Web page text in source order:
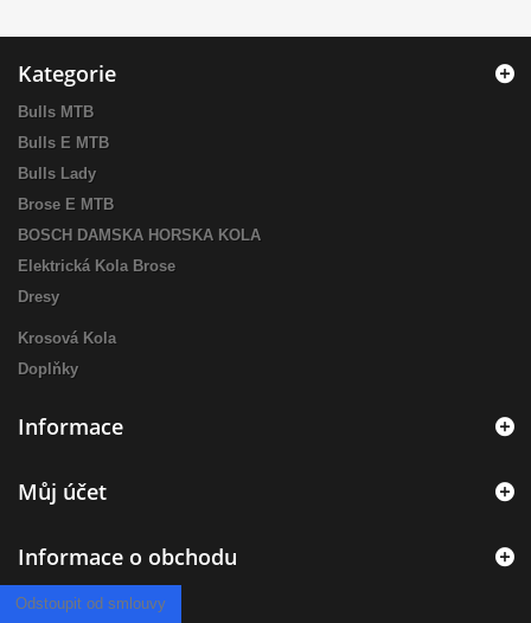
Kategorie
Bulls MTB
Bulls E MTB
Bulls Lady
Brose E MTB
BOSCH DAMSKA HORSKA KOLA
Elektrická Kola Brose
Dresy
Krosová Kola
Doplňky
Informace
Můj účet
Informace o obchodu
Odstoupit od smlouvy